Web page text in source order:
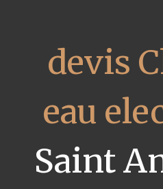
devis
eau
Saint